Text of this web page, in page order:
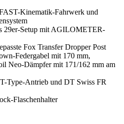
Kinematik-Fahrwerk und
29er-Setup mit AGILOMETER-
Fox Transfer Dropper Post
Federgabel mit 170 mm,
Neo-Dämpfer mit 171/162 mm am
Type-Antrieb und DT Swiss FR
Flaschenhalter